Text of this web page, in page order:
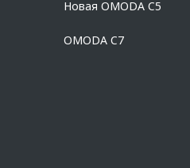
platformId=alfasiteКредит
Новая OMODA C5
OMODA C7